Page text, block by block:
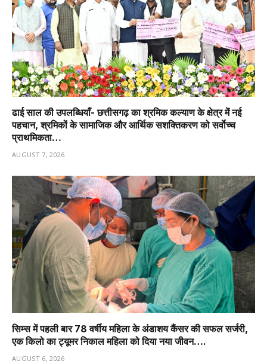
ढाई साल की उपलब्धियाँ- छत्तीसगढ़ का श्रमिक कल्याण के क्षेत्र में नई
पहचान, श्रमिकों के सामाजिक और आर्थिक सशक्तिकरण को सर्वाेच्च
प्राथमिकता…
AUGUST 7, 2026
सिम्स में पहली बार 78 वर्षीय महिला के अंडाशय कैंसर की सफल सर्जरी,
एक किलो का ट्यूमर निकाल महिला को दिया नया जीवन….
AUGUST 6, 2026